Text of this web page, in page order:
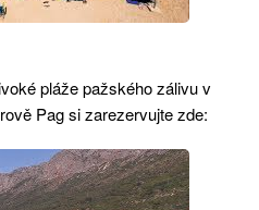
pláže pažského zálivu v
Pag si zarezervujte zde: